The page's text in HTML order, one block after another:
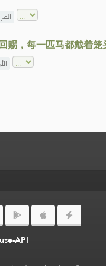
赐，每一匹马都戴着笼
API